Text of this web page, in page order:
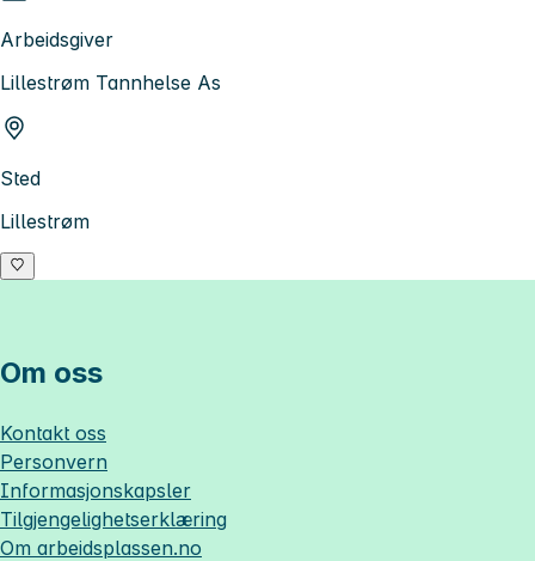
Arbeidsgiver
Lillestrøm Tannhelse As
Sted
Lillestrøm
Om oss
Kontakt oss
Personvern
Informasjonskapsler
Tilgjengelighetserklæring
Om arbeidsplassen.no